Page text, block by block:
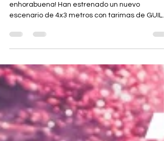
escenario de 4x3 metros con tarimas de GUIL
se celebren en el camping. ¡A disfrutar! 🛒
desonido.es/online-store 🌍 desonido.es 🌍
deescenarios.es 📱 699060364 - 636115788 📧
desonido@desonido.es 🔄Nos compartes?